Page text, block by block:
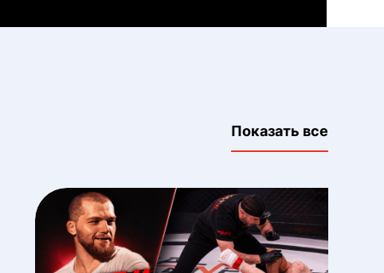
Показать все